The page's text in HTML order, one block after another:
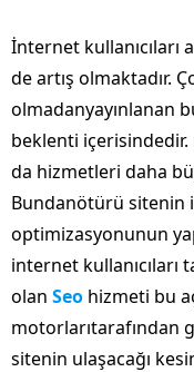
İnternet
de artış olmaktadır.
olmadanyayınlanan
beklenti
da hizmetleri daha
Bundanötürü sitenin
optimizasyonunun
internet
olan Seo hizmeti bu
motorlarıtarafından
sitenin ulaşacağı